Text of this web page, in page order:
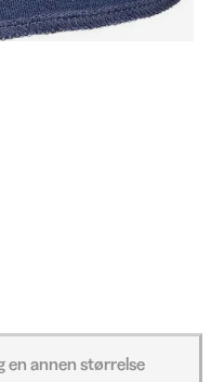
en annen størrelse